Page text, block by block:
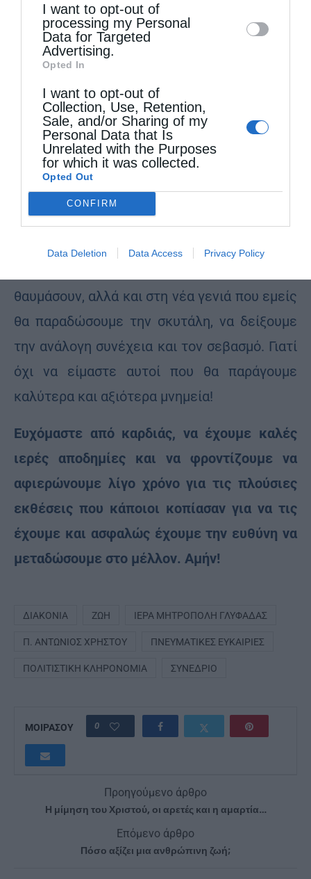
disclose it to other third parties.
I want to opt-out of
processing my Personal
Data for Targeted
Advertising.
Opted In
I want to opt-out of
Collection, Use, Retention,
Sale, and/or Sharing of my
Personal Data that Is
Unrelated with the Purposes
for which it was collected.
Opted Out
CONFIRM
Data Deletion Data Access Privacy Policy
συγκεντρώσουμε, να συντηρήσουμε, να
αναδείξουμε όλη την Εκκλησιαστική μας και
πολιτιστική μας κληρονομιά. Οι εποχές που
κειμήλια φυλάσσονταν σε μπαούλα ή παλιές
ντουλάπες, ασυντήρητα και χωρίς να είναι
προσβάσιμα στο ευρύ κοινό, έχουν περάσει,
θέλουμε να πιστεύουμε, ανεπιστρεπτί.
Οφείλουμε στους προγόνους μας, που τα
διέσωσαν και μας τα παρέδωσαν, στους
συγχρόνους μας προσκυνητές που μας
θαυμάσουν, αλλά και στη νέα γενιά που εμείς
θα παραδώσουμε την σκυτάλη, να δείξουμε
την ανάλογη συνέχεια και τον σεβασμό. Γιατί
όχι να είμαστε αυτοί που θα παράγουμε
καλύτερα και αξιότερα μνημεία!
Ευχόμαστε από καρδιάς, να έχουμε καλές
ιερές αποδημίες και να φροντίζουμε να
αφιερώνουμε λίγο χρόνο για τις πλούσιες
εκθέσεις που κάποιοι κοπίασαν για να τις
έχουμε και ασφαλώς έχουμε την ευθύνη να
μεταδώσουμε στο μέλλον. Αμήν!
ΔΙΑΚΟΝΊΑ ΖΩΉ ΙΕΡΆ ΜΗΤΡΌΠΟΛΗ ΓΛΥΦΆΔΑΣ
Π. ΑΝΤΏΝΙΟΣ ΧΡΉΣΤΟΥ ΠΝΕΥΜΑΤΙΚΈΣ ΕΥΚΑΙΡΊΕΣ
ΠΟΛΙΤΙΣΤΙΚΉ ΚΛΗΡΟΝΟΜΙΆ ΣΥΝΈΔΡΙΟ
ΜΟΙΡΑΣΟΥ 0
Προηγούμενο άρθρο
Η μίμηση του Χριστού, οι αρετές και η αμαρτία…
Επόμενο άρθρο
Πόσο αξίζει μια ανθρώπινη ζωή;